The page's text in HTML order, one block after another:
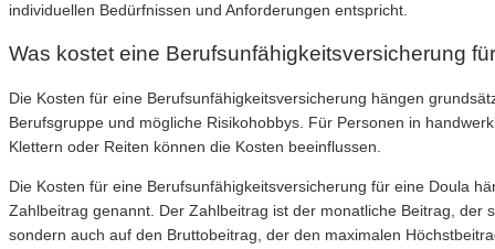
individuellen Bedürfnissen und Anforderungen entspricht.
Was kostet eine Berufsunfähigkeitsversicherung
Die Kosten für eine Berufsunfähigkeitsversicherung hängen
Berufsgruppe und mögliche Risikohobbys. Für Personen in
Klettern oder Reiten können die Kosten beeinflussen.
Die Kosten für eine Berufsunfähigkeitsversicherung für eine Doula
Zahlbeitrag genannt. Der Zahlbeitrag ist der monatliche Beitrag,
sondern auch auf den Bruttobeitrag, der den maximalen